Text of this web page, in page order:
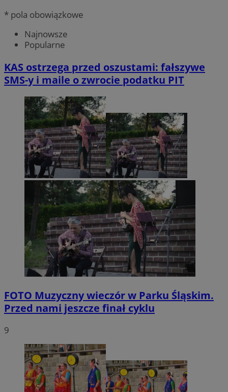
* pola obowiązkowe
Najnowsze
Popularne
KAS ostrzega przed oszustami: fałszywe
SMS-y i maile o zwrocie podatku PIT
FOTO Muzyczny wieczór w Parku Śląskim.
Przed nami jeszcze finał cyklu
9